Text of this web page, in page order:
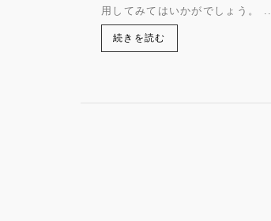
用してみてはいかがでしょう。 ...
続きを読む